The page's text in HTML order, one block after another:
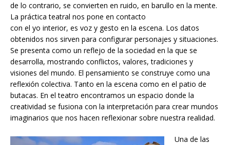
de lo contrario, se convierten en ruido, en barullo en la mente.
La práctica teatral nos pone en contacto
con el yo interior, es voz y gesto en la escena. Los datos
obtenidos nos sirven para configurar personajes y situaciones.
Se presenta como un reflejo de la sociedad en la que se
desarrolla, mostrando conflictos, valores, tradiciones y
visiones del mundo. El pensamiento se construye como una
reflexión colectiva. Tanto en la escena como en el patio de
butacas. En el teatro encontramos un espacio donde la
creatividad se fusiona con la interpretación para crear mundos
imaginarios que nos hacen reflexionar sobre nuestra realidad.
Una de las